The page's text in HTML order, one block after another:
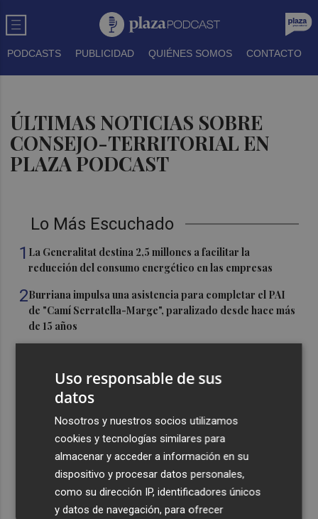
PODCASTS PUBLICIDAD QUIÉNES SOMOS CONTACTO
ÚLTIMAS NOTICIAS SOBRE
CONSEJO-TERRITORIAL EN
PLAZA PODCAST
Lo Más Escuchado
1 La Generalitat destina 2,5 millones a facilitar la
reducción del consumo energético en las empresas
2Burriana impulsa una asistencia para completar el PAI
de "Camí Serratella-Marge", paralizado desde hace más
de 15 años
euros de Carrasco"
obras de reforma de la tenencia de alcaldía sur
Castelló acelera el montaje de la infraestructura en las
playas y el Planetari del eclipse para convertirlo en "un
evento histórico"
Uso responsable de sus
datos
Nosotros y nuestros socios utilizamos
cookies y tecnologías similares para
almacenar y acceder a información en su
dispositivo y procesar datos personales,
como su dirección IP, identificadores únicos
y datos de navegación, para ofrecer